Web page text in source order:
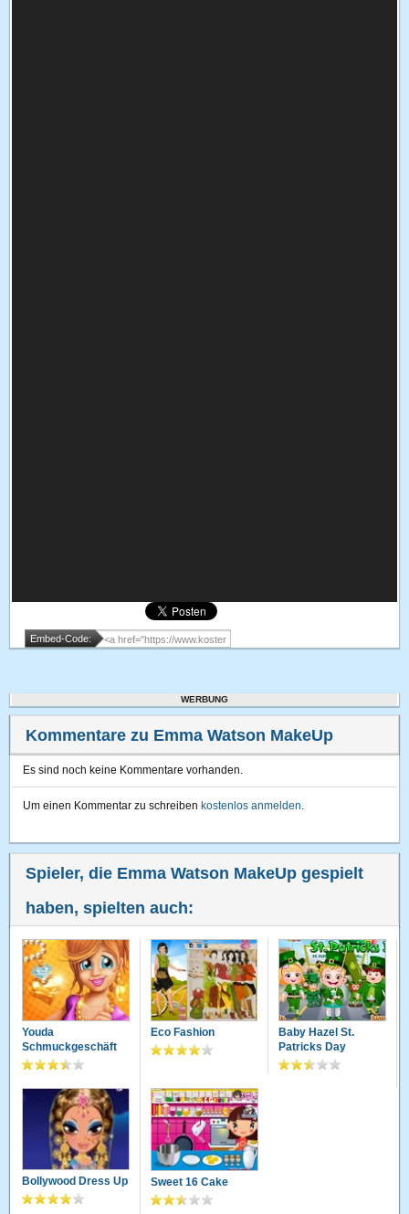
Embed-Code:
WERBUNG
Kommentare zu Emma Watson MakeUp
Es sind noch keine Kommentare vorhanden.
Um einen Kommentar zu schreiben kostenlos anmelden.
Spieler, die Emma Watson MakeUp gespielt
haben, spielten auch:
Youda
Schmuckgeschäft
Eco Fashion
Baby Hazel St.
Patricks Day
Bollywood Dress Up Sweet 16 Cake